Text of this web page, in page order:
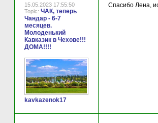
15.05.2023 17:55:50
Topic: ЧАК, теперь
Чандар - 6-7
месяцев.
Молоденький
Кавказик в Чехове!!!
ДОМА!!!!
kavkazenok17
Спасибо Лена,